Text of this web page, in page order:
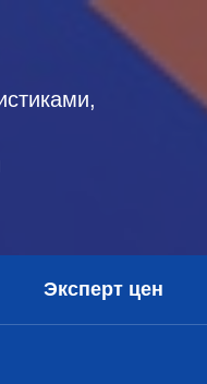
Эксперт цен